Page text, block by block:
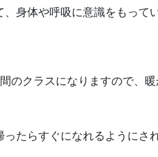
身体や呼吸に意識をもって
のクラスになりますので、
たらすぐになれるようにさ